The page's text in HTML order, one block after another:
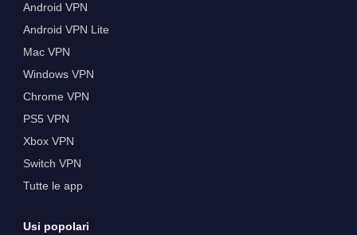
Android VPN
Android VPN Lite
Mac VPN
Windows VPN
Chrome VPN
PS5 VPN
Xbox VPN
Switch VPN
Tutte le app
Usi popolari